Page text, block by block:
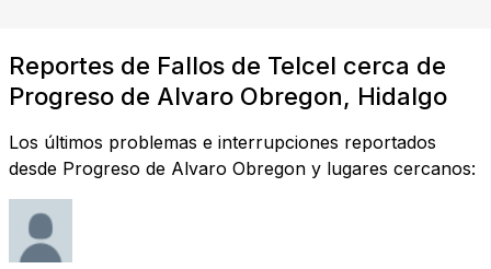
Reportes de Fallos de Telcel cerca de
Progreso de Alvaro Obregon, Hidalgo
Los últimos problemas e interrupciones reportados
desde Progreso de Alvaro Obregon y lugares cercanos: